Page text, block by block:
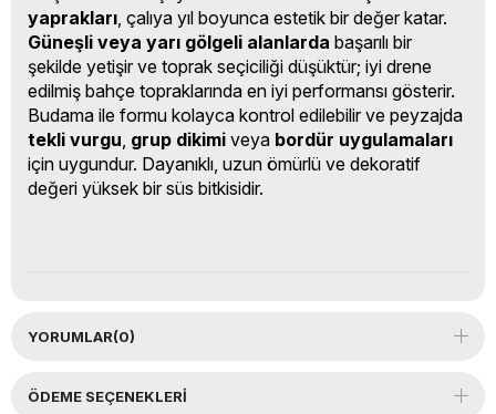
yaprakları, çalıya yıl boyunca estetik bir değer katar.
Güneşli veya yarı gölgeli alanlarda başarılı bir
şekilde yetişir ve toprak seçiciliği düşüktür; iyi drene
edilmiş bahçe topraklarında en iyi performansı gösterir.
Budama ile formu kolayca kontrol edilebilir ve peyzajda
tekli vurgu, grup dikimi veya bordür uygulamaları
için uygundur. Dayanıklı, uzun ömürlü ve dekoratif
değeri yüksek bir süs bitkisidir.
YORUMLAR(0)
ÖDEME SEÇENEKLERI